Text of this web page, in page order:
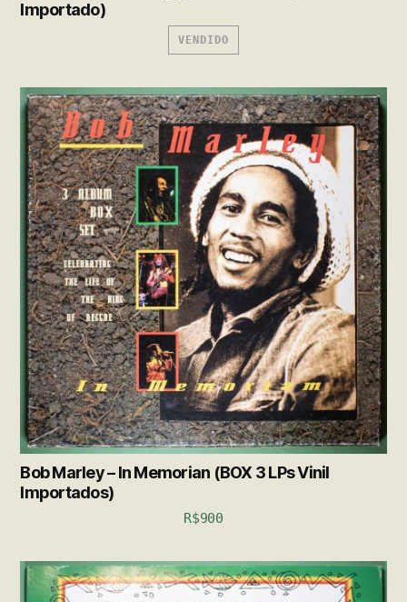
Importado)
VENDIDO
Bob Marley – In Memorian (BOX 3 LPs Vinil
Importados)
R$900